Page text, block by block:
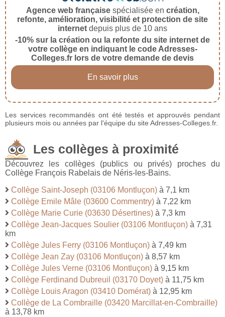
Agence web françaisespécialisée en création,
refonte, amélioration, visibilité et protection de site
internet depuis plus de 10 ans
-10% sur la création ou la refonte du site internet de
votre collège en indiquant le code Adresses-
Colleges.fr lors de votre demande de devis
En savoir plus
Les services recommandés ont été testés et approuvés pendant
plusieurs mois ou années par l'équipe du site Adresses-Colleges.fr.
Les collèges à proximité
Découvrez les collèges (publics ou privés) proches du
Collège François Rabelais de Néris-les-Bains.
Collège Saint-Joseph (03106 Montluçon) à 7,1 km
Collège Emile Mâle (03600 Commentry) à 7,22 km
Collège Marie Curie (03630 Désertines) à 7,3 km
Collège Jean-Jacques Soulier (03106 Montluçon) à 7,31
km
Collège Jules Ferry (03106 Montluçon) à 7,49 km
Collège Jean Zay (03106 Montluçon) à 8,57 km
Collège Jules Verne (03106 Montluçon) à 9,15 km
Collège Ferdinand Dubreuil (03170 Doyet) à 11,75 km
Collège Louis Aragon (03410 Domérat) à 12,95 km
Collège de La Combraille (03420 Marcillat-en-Combraille)
à 13,78 km